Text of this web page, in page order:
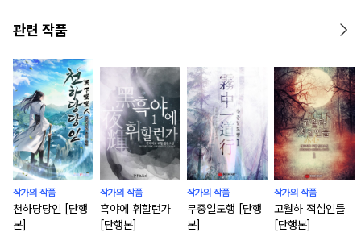
관련 작품
작가의 작품
천하당당인 [단행
본]
작가의 작품
흑야에 휘할런가
[단행본]
작가의 작품
무중일도행 [단행
본]
작가의 작품
고월하 적심인들
[단행본]